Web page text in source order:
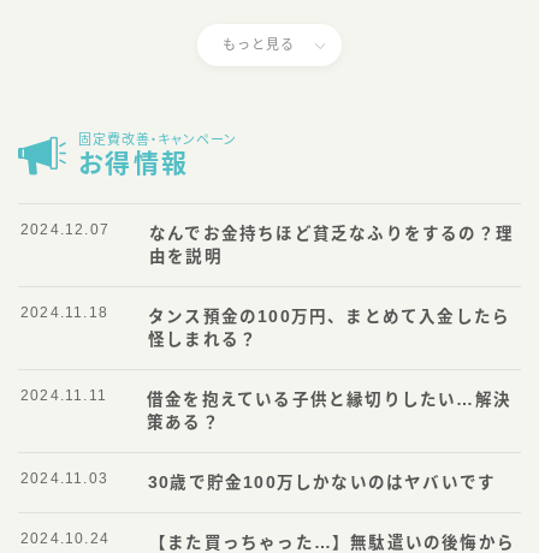
もっと見る
固定費改善・キャンペーン
お得情報
なんでお金持ちほど貧乏なふりをするの？理
由を説明
2024.12.07
タンス預金の100万円、まとめて入金したら
怪しまれる？
2024.11.18
借金を抱えている子供と縁切りしたい…解決
策ある？
2024.11.11
30歳で貯金100万しかないのはヤバいです
2024.11.03
【また買っちゃった…】無駄遣いの後悔から
2024.10.24